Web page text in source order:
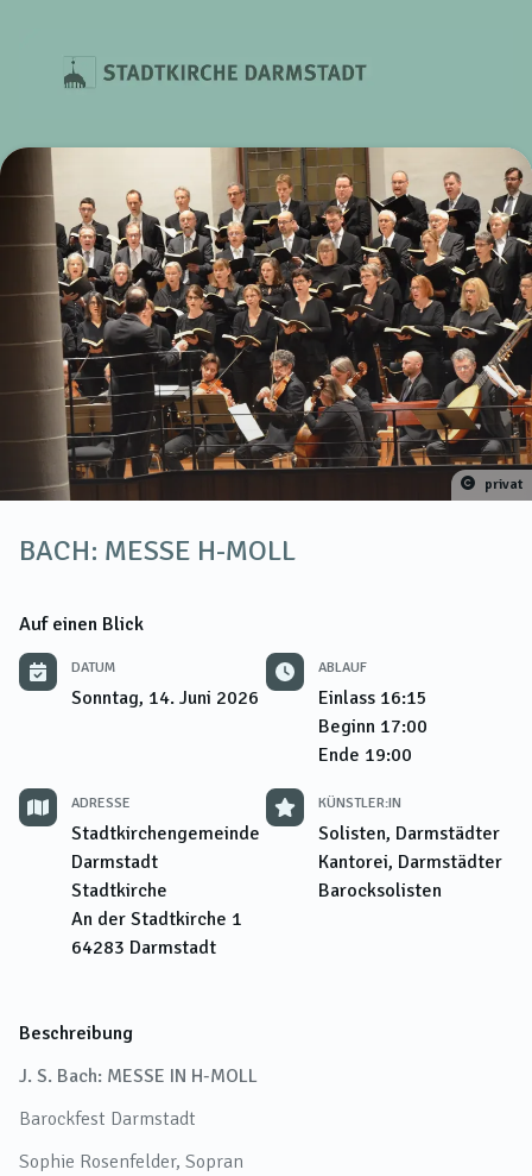
privat
BACH: MESSE H-MOLL
Auf einen Blick
DATUM
Sonntag, 14. Juni 2026
ABLAUF
Einlass 16:15
Beginn 17:00
Ende 19:00
ADRESSE
Stadtkirchengemeinde
Darmstadt
Stadtkirche
An der Stadtkirche 1
64283 Darmstadt
KÜNSTLER:IN
Solisten, Darmstädter
Kantorei, Darmstädter
Barocksolisten
Beschreibung
J. S. Bach: MESSE IN H-MOLL
Barockfest Darmstadt
Sophie Rosenfelder, Sopran